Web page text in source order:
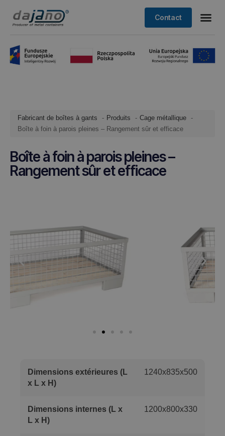
Contact
Fabricant de boîtes à gants Produits
Cage métallique
Boîte à foin à parois pleines – Rangement sûr et efficace
Boîte à foin à parois pleines –
Rangement sûr et efficace
Dimensions extérieures (L
x L x H)
1240x835x500
Dimensions internes (L x
L x H)
1200x800x330